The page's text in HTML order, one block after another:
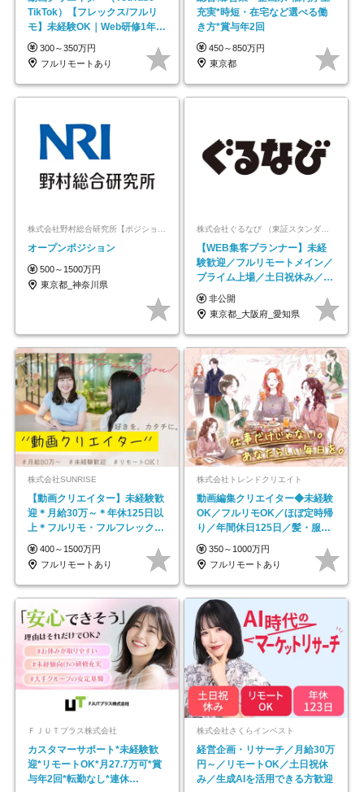
TikTok）【フレックス/フルリ
モ】未経験OK｜Web研修1年間
｜副業OK
300～350万円
フルリモートあり
充実*時短・在宅など選べる働
き方*賞与年2回
450～850万円
東京都
オープンポジション
500～1500万円
東京都_神奈川県
株式会社ぐるなび （東証スタンダード上場）
【WEB集客プランナー】未経
験歓迎／フルリモートメイン／
プライム上場／土日祝休み／東
京・大阪・名古屋
非公開
東京都_大阪府_愛知県
株式会社SUNRISE
【動画クリエイター】未経験歓
迎＊月給30万～＊年休125日以
上＊フルリモ・フルフレックス
◆10名の採用が決定◆
400～1500万円
フルリモートあり
株式会社トレンドクリエイト
動画編集クリエイター◆未経験
OK／フルリモOK／ほぼ定時帰
り／年間休日125日／髪・服・
ネイル自由／副業OK
350～1000万円
フルリモートあり
ＦＪＵＴプラス株式会社
カスタマーサポート*未経験歓
迎*リモートOK*月27.7万可*賞
与年2回*転勤なし*連休
株式会社さくらインベスト
経営企画・リサーチ／月給30万
円～／リモートOK／土日祝休
み／生成AIを活用できる方歓迎